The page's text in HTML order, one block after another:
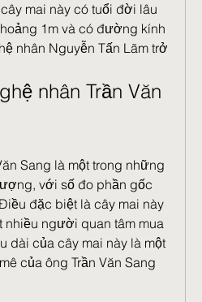
mai này có tuổi đời lâu
1m và có đường kính
nhân Nguyễn Tấn Lãm trở
nhân Trần Văn
Sang là một trong những
với số đo phần gốc
đặc biệt là cây mai này
người quan tâm mua
dài của cây mai này là một
của ông Trần Văn Sang